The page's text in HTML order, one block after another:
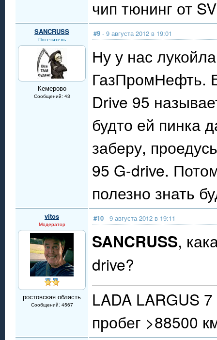
чип тюнинг от
SANCRUSS
Посетитель
Кемерово
Сообщений: 43
#9 - 9 августа 2012 в 19:01
Ну у нас
ГазПромНефть.
Drive 95
будто ей пинка
заберу,
95 G-drive.
полезно знать
vitos
Модератор
ростовская область
Сообщений: 4567
#10 - 9 августа 2012 в 19:11
SANCRUSS,
drive?
LADA LARGUS
пробег >88500